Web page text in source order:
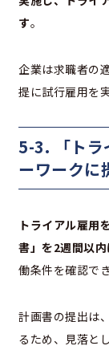
す。
企業は求職者の
提に試行雇用を
5-3. 「トラ
ーワークに
トライアル雇用
書」を2週間以
働条件を確認で
計画書の提出は
るため、見落と